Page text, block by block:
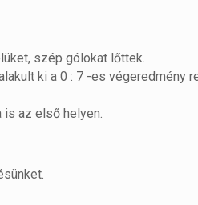
szép gólokat lőttek.
ki a 0 : 7 -es végeredmény
az első helyen.